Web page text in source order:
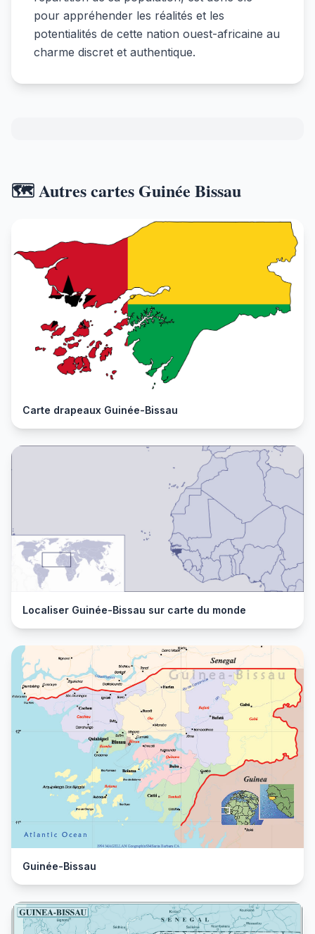
pour appréhender les réalités et les
potentialités de cette nation ouest-africaine au
charme discret et authentique.
🗺️ Autres cartes Guinée Bissau
Carte drapeaux Guinée-Bissau
Localiser Guinée-Bissau sur carte du monde
Guinée-Bissau